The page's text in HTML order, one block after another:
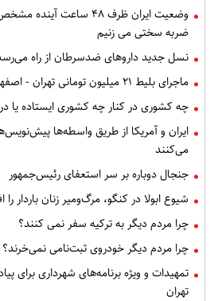
وضعیت ایران ظرف ۴۸ ساعت
ضربه سختی می زنیم
نسل جدید داروهای ضدسرطان از راه
ماجرای بلیط ۲۱ میلیون تومانی تهران - اصفهان چه بود؟
چه کشوری در کنار چه کشوری ایستاده یا
ایران و آمریکا از طریق واسطه‌ها
می‌کنند
جنجال دوباره بر سر استعفای رئیس‌جمهور
شیوع ابولا در کنگو، مرگ‌ومیر زنان باردار
چرا مردم دیگر به ترکیه سفر نمی کنند؟
چرا مردم دیگر خودروی ثبت‌نامی نمی‌خرند؟
تمهیدات و ویژه برنامه‌های شهرداری برای
تهران